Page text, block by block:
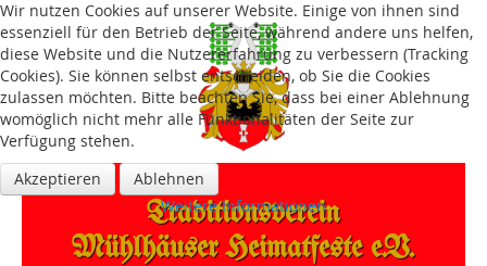
Traditions­verein
Mühlhäuser Heimatfeste e.V.
Wir nutzen Cookies auf unserer Website. Einige von ihnen sind
essenziell für den Betrieb der Seite, während andere uns helfen,
diese Website und die Nutzererfahrung zu verbessern (Tracking
Cookies). Sie können selbst entscheiden, ob Sie die Cookies
zulassen möchten. Bitte beachten Sie, dass bei einer Ablehnung
womöglich nicht mehr alle Funktionalitäten der Seite zur
Verfügung stehen.
Akzeptieren
Ablehnen
Weitere Informationen